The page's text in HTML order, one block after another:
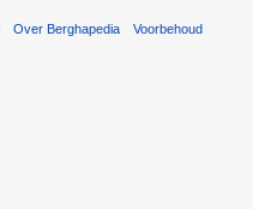
Over Berghapedia Voorbehoud